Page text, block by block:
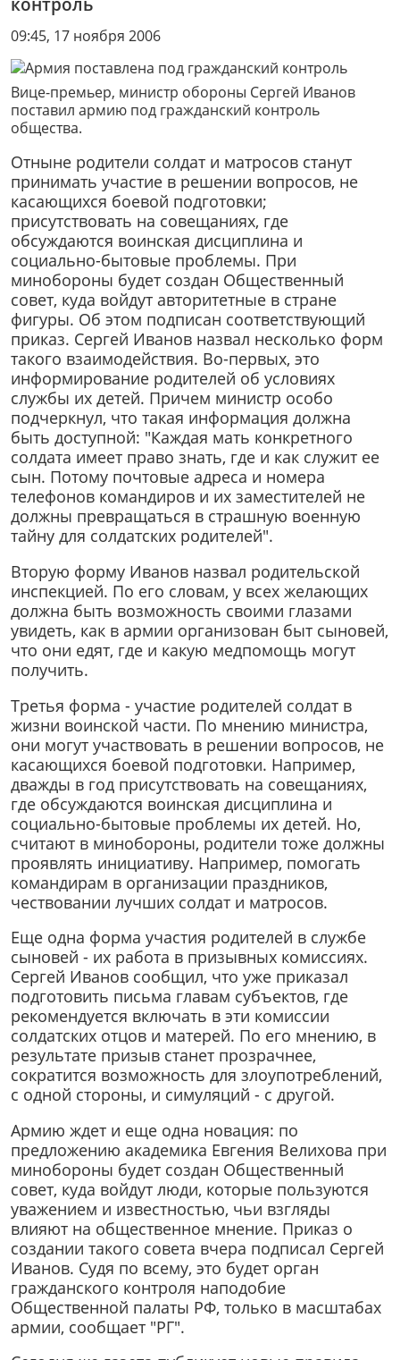
09:45, 17 ноября 2006
Вице-премьер, министр обороны Сергей Иванов
поставил армию под гражданский контроль
общества.
Отныне родители солдат и матросов станут
принимать участие в решении вопросов, не
касающихся боевой подготовки;
присутствовать на совещаниях, где
обсуждаются воинская дисциплина и
социально-бытовые проблемы. При
минобороны будет создан Общественный
совет, куда войдут авторитетные в стране
фигуры. Об этом подписан соответствующий
приказ. Сергей Иванов назвал несколько форм
такого взаимодействия. Во-первых, это
информирование родителей об условиях
службы их детей. Причем министр особо
подчеркнул, что такая информация должна
быть доступной: "Каждая мать конкретного
солдата имеет право знать, где и как служит ее
сын. Потому почтовые адреса и номера
телефонов командиров и их заместителей не
должны превращаться в страшную военную
тайну для солдатских родителей".
Вторую форму Иванов назвал родительской
инспекцией. По его словам, у всех желающих
должна быть возможность своими глазами
увидеть, как в армии организован быт сыновей,
что они едят, где и какую медпомощь могут
получить.
Третья форма - участие родителей солдат в
жизни воинской части. По мнению министра,
они могут участвовать в решении вопросов, не
касающихся боевой подготовки. Например,
дважды в год присутствовать на совещаниях,
где обсуждаются воинская дисциплина и
социально-бытовые проблемы их детей. Но,
считают в минобороны, родители тоже должны
проявлять инициативу. Например, помогать
командирам в организации праздников,
чествовании лучших солдат и матросов.
Еще одна форма участия родителей в службе
сыновей - их работа в призывных комиссиях.
Сергей Иванов сообщил, что уже приказал
подготовить письма главам субъектов, где
рекомендуется включать в эти комиссии
солдатских отцов и матерей. По его мнению, в
результате призыв станет прозрачнее,
сократится возможность для злоупотреблений,
с одной стороны, и симуляций - с другой.
Армию ждет и еще одна новация: по
предложению академика Евгения Велихова при
минобороны будет создан Общественный
совет, куда войдут люди, которые пользуются
уважением и известностью, чьи взгляды
влияют на общественное мнение. Приказ о
создании такого совета вчера подписал Сергей
Иванов. Судя по всему, это будет орган
гражданского контроля наподобие
Общественной палаты РФ, только в масштабах
армии, сообщает "РГ".